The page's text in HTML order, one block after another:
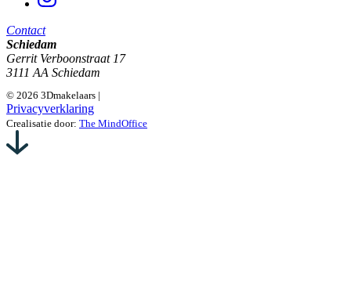
Contact
Schiedam
Gerrit Verboonstraat 17
3111 AA Schiedam
© 2026 3Dmakelaars |
Privacyverklaring
Crealisatie door: The MindOffice